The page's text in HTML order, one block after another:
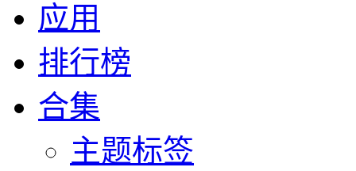
应用
排行榜
合集
主题标签